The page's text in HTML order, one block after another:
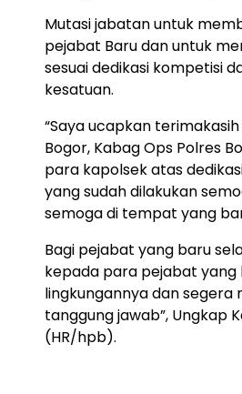
Mutasi jabatan untuk
pejabat Baru dan untuk
sesuai dedikasi kompetisi
kesatuan.
“Saya ucapkan
Bogor, Kabag Ops Polres
para kapolsek atas
yang sudah dilakukan
semoga di tempat yang
Bagi pejabat yang baru
kepada para pejabat
lingkungannya dan segera
tanggung jawab”, Ungkap
(HR/hpb).